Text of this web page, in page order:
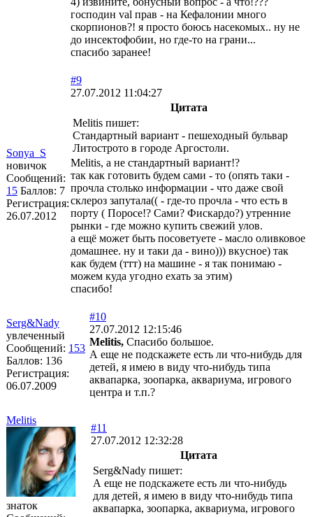
господин val прав - на Кефалонии много
скорпионов?! я просто боюсь насекомых.. ну не
до инсектофобии, но где-то на грани...
спасибо заранее!
Sonya_S
новичок
Сообщений:
15 Баллов: 7
Регистрация:
26.07.2012
#9
27.07.2012 11:04:27
Цитата
Melitis пишет:
Стандартный вариант - пешеходный бульвар
Литострото в городе Аргостоли.
Melitis, а не стандартный вариант!?
так как готовить будем сами - то (опять таки -
прочла столько информации - что даже свой
склероз запутала(( - где-то прочла - что есть в
порту ( Поросе!? Сами? Фискардо?) утренние
рынки - где можно купить свежий улов.
а ещё может быть посоветуете - масло оливковое
домашнее. ну и таки да - вино))) вкусное) так
как будем (ттт) на машине - я так понимаю -
можем куда угодно ехать за этим)
спасибо!
Serg&Nady
увлеченный
Сообщений: 153
Баллов: 136
Регистрация:
06.07.2009
#10
27.07.2012 12:15:46
Melitis, Спасибо большое.
А еще не подскажете есть ли что-нибудь для
детей, я имею в виду что-нибудь типа
аквапарка, зоопарка, аквариума, игрового
центра и т.п.?
Melitis
знаток
#11
27.07.2012 12:32:28
Цитата
Serg&Nady пишет:
А еще не подскажете есть ли что-нибудь
для детей, я имею в виду что-нибудь типа
аквапарка, зоопарка, аквариума, игрового